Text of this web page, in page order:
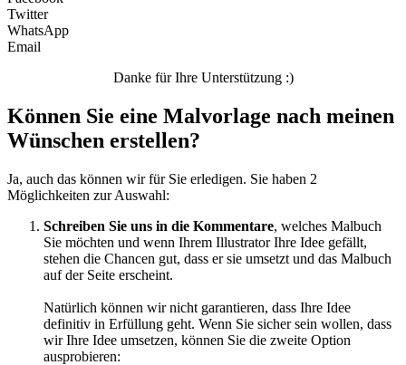
Twitter
WhatsApp
Email
Danke für Ihre Unterstützung :)
Können Sie eine Malvorlage nach meinen
Wünschen erstellen?
Ja, auch das können wir für Sie erledigen. Sie haben 2
Möglichkeiten zur Auswahl:
Schreiben Sie uns in die Kommentare, welches Malbuch
Sie möchten und wenn Ihrem Illustrator Ihre Idee gefällt,
stehen die Chancen gut, dass er sie umsetzt und das Malbuch
auf der Seite erscheint.
Natürlich können wir nicht garantieren, dass Ihre Idee
definitiv in Erfüllung geht. Wenn Sie sicher sein wollen, dass
wir Ihre Idee umsetzen, können Sie die zweite Option
ausprobieren: